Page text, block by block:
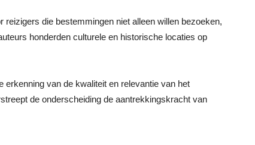
die bestemmingen niet alleen willen bezoeken,
honderden culturele en historische locaties op
van de kwaliteit en relevantie van het
de onderscheiding de aantrekkingskracht van